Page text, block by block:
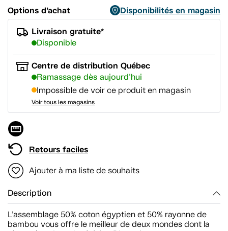
Options d’achat
Disponibilités en magasin
Livraison gratuite*
Disponible
Centre de distribution Québec
Ramassage dès aujourd'hui
Impossible de voir ce produit en magasin
Voir tous les magasins
Retours faciles
Ajouter à ma liste de souhaits
Description
L’assemblage 50% coton égyptien et 50% rayonne de
bambou vous offre le meilleur de deux mondes dont la